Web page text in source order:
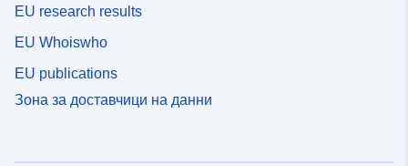
EU research results
EU Whoiswho
EU publications
Зона за доставчици на данни